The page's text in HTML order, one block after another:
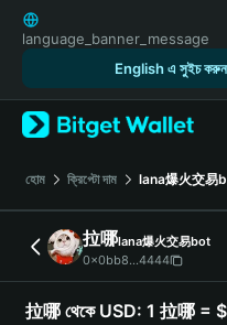
English
日本語
Русский
Español (Latinoamérica)
Türkçe
Italiano
Deutsch
简体中文
繁體中文
Português (Portugal)
language_banner_message
English এ সুইচ করুন
হোম ক্রিপ্টো দাম lana爆火交易
拉哪lana爆火交易bot
0x0bb8...4444
拉哪 থেকে USD: 1 拉哪 =